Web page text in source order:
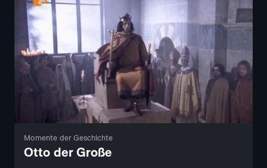
Momente der Geschichte
Otto der Große